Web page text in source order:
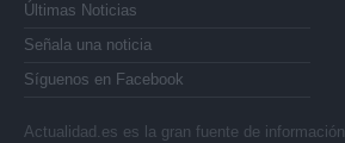
Últimas Noticias
Señala una noticia
Síguenos en Facebook
Actualidad.es es la gran fuente de